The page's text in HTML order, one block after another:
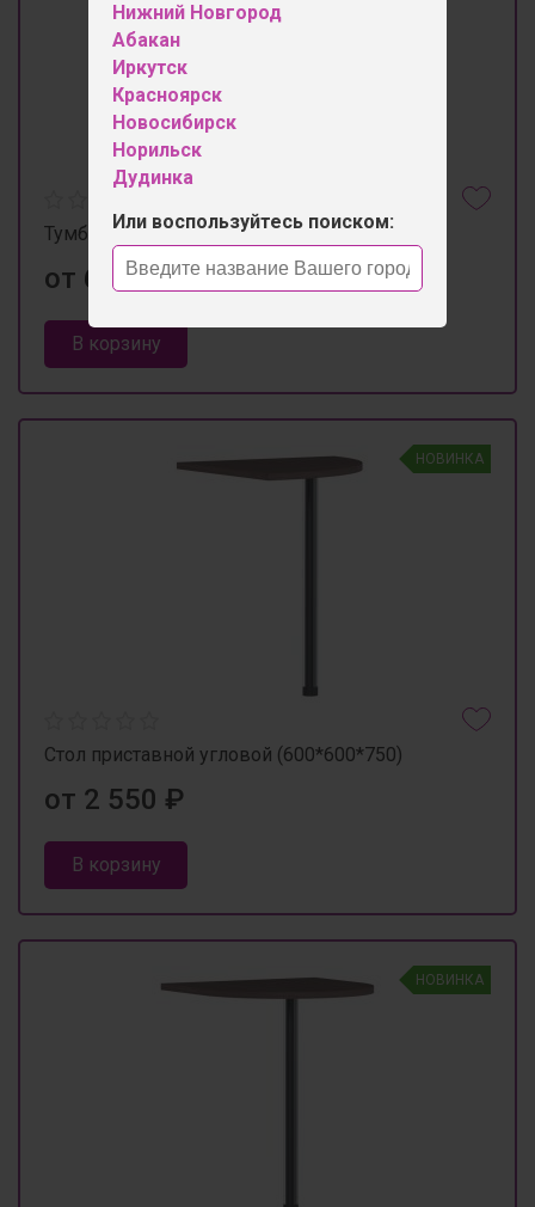
Нижний Новгород
Абакан
Иркутск
Красноярск
Новосибирск
Норильск
Дудинка
Или воспользуйтесь поиском:
Тумба выкатная (450*500*560)
от 6 300 ₽
В корзину
НОВИНКА
Стол приставной угловой (600*600*750)
от 2 550 ₽
В корзину
НОВИНКА